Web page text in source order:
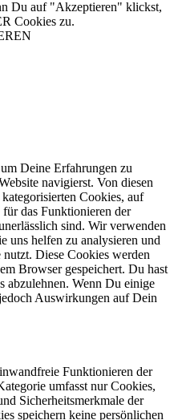
Du auf "Akzeptieren" klickst,
Cookies zu.
Deine Erfahrungen zu
navigierst. Von diesen
Cookies, auf
das Funktionieren der
sind. Wir verwenden
uns helfen zu analysieren und
Diese Cookies werden
Browser gespeichert. Du hast
abzulehnen. Wenn Du einige
Auswirkungen auf Dein
Funktionieren der
umfasst nur Cookies,
Sicherheitsmerkmale der
speichern keine persönlichen